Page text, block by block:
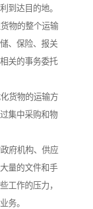
到达目的地。
物的整个运输
、保险、报关
关的事务委托
货物的运输方
集中采购和物
府机构、供应
量的文件和手
工作的压力，
务。